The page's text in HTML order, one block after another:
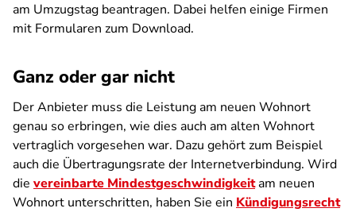
am Umzugstag beantragen. Dabei helfen einige Firmen
mit Formularen zum Download.
Ganz oder gar nicht
Der Anbieter muss die Leistung am neuen Wohnort
genau so erbringen, wie dies auch am alten Wohnort
vertraglich vorgesehen war. Dazu gehört zum Beispiel
auch die Übertragungsrate der Internetverbindung. Wird
die vereinbarte Mindestgeschwindigkeitam neuen
Wohnort unterschritten, haben Sie ein Kündigungsrecht